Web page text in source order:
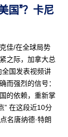
国”？卡尼
佳/在全球局势
之际，加拿大总
全国发表视频讲
而强烈的信号：
的依赖，重新掌
” 在这段近10分
名唐纳德·特朗